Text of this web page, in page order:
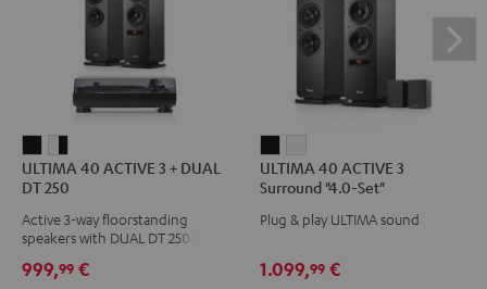
40
ACTIVE
3
DUAL
40
3
DUAL
ULTIMA 40 ACTIVE 3 + DUAL
DT 250
Active 3-way floorstanding
speakers with DUAL DT 250 USB
999,99 €
40
ACTIVE
3
"4.0-
40
ACTIVE
3
"4.0-
ULTIMA 40 ACTIVE 3
Surround "4.0-Set"
Plug & play ULTIMA sound
1.099,99 €